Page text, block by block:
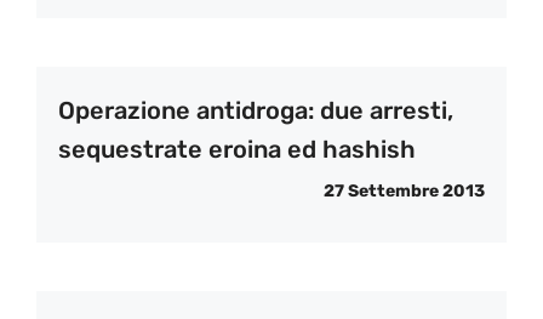
Operazione antidroga: due arresti,
sequestrate eroina ed hashish
27 Settembre 2013